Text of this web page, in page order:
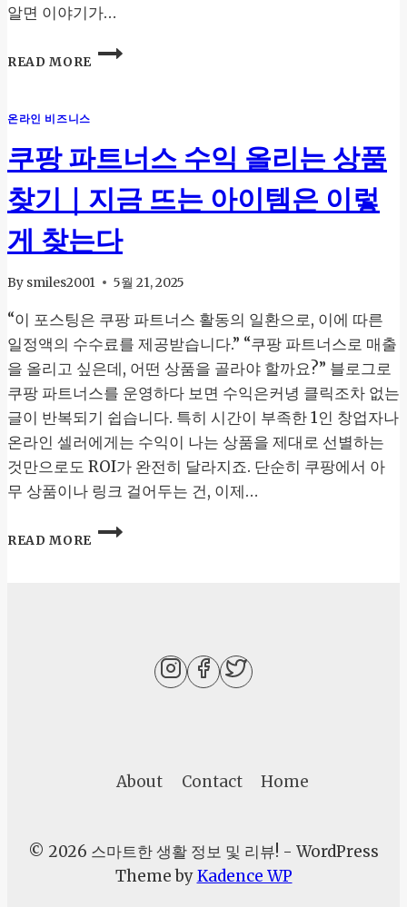
알면 이야기가…
READ MORE
쿠
스
수
가
드:
티
스
리
블
로
그
로
매
출
2
배
올
온라인 비즈니스
쿠팡 파트너스 수익 올리는 상품
찾기｜지금 뜨는 아이템은 이렇
게 찾는다
By smiles2001 5월 21, 2025
“이 포스팅은 쿠팡 파트너스 활동의 일환으로, 이에 따른
일정액의 수수료를 제공받습니다.” “쿠팡 파트너스로 매출
을 올리고 싶은데, 어떤 상품을 골라야 할까요?” 블로그로
쿠팡 파트너스를 운영하다 보면 수익은커녕 클릭조차 없는
글이 반복되기 쉽습니다. 특히 시간이 부족한 1인 창업자나
온라인 셀러에게는 수익이 나는 상품을 제대로 선별하는
것만으로도 ROI가 완전히 달라지죠. 단순히 쿠팡에서 아
무 상품이나 링크 걸어두는 건, 이제…
READ MORE
쿠
금
About Contact Home
© 2026 스마트한 생활 정보 및 리뷰! - WordPress
Theme byKadence WP